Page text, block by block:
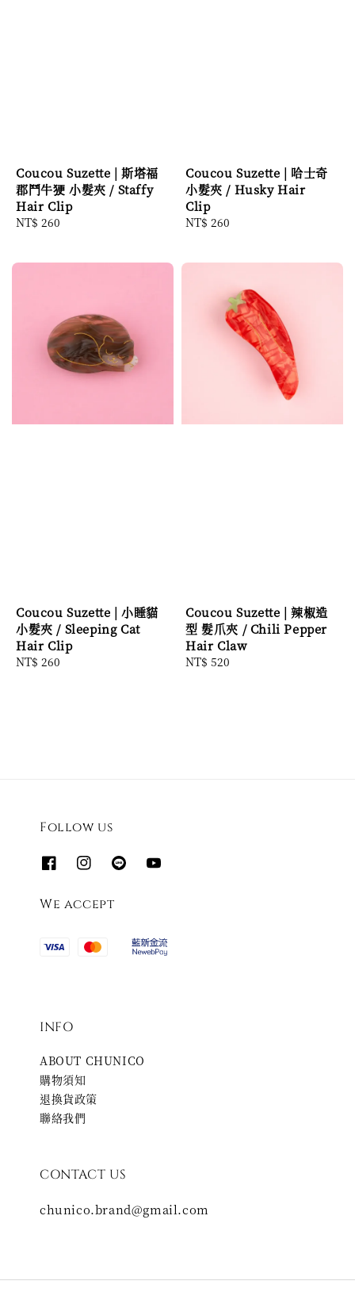
Coucou Suzette | 斯塔福
郡鬥牛㹴 小髮夾 / Staffy
Hair Clip
Regular
NT$ 260
Coucou Suzette | 哈士奇
小髮夾 / Husky Hair
Clip
Regular
NT$ 260
Coucou Suzette | 小睡貓
小髮夾 / Sleeping Cat
Hair Clip
Regular
NT$ 260
Coucou Suzette | 辣椒造
型 髮爪夾 / Chili Pepper
Hair Claw
Regular
NT$ 520
Follow us
We accept
INFO
ABOUT CHUNICO
購物須知
退換貨政策
聯絡我們
CONTACT US
chunico.brand@gmail.com